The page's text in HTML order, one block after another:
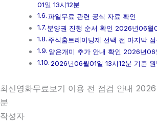
01일 13시12분
파일무료 관련 공식 자료 확인
분양권 진행 순서 확인 2026년06월
주식홈트레이딩제 선택 전 마지막 점
얕은개미 추가 안내 확인 2026년06
2026년06월01일 13시12분 기준
최신영화무료보기 이용 전 점검 안내
분
작성자